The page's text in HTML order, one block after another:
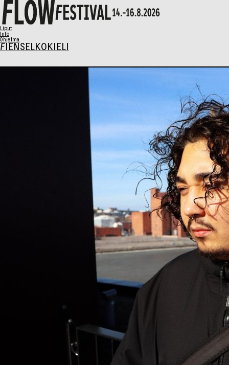
Liput
Info
Ohjelma
FI ENSELKOKIELI
Ohjelma
Info / FAQ
Esteettömyys
Rannekkeenvaihto
Kartta & festivaalialue
Flow Festival App
Nordea Platinum Area
Flow Festival